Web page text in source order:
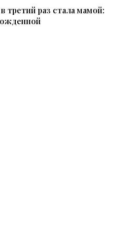
третий раз стала мамой: